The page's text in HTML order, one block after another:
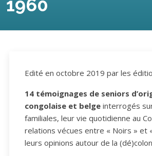
1960
Edité en octobre 2019 par les
14 témoignages de seniors
congolaise et belge interrogés
familiales, leur vie quotidienne au
relations vécues entre « Noirs » et
leurs opinions autour de la